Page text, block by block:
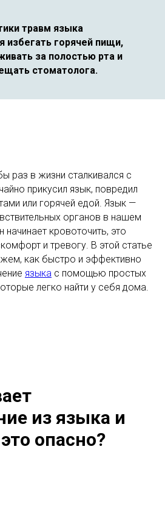
травм языка
избегать горячей пищи,
за полостью рта и
стоматолога.
раз в жизни сталкивался с
прикусил язык, повредил
или горячей едой. Язык —
органов в нашем
начинает кровоточить, это
и тревогу. В этой статье
как быстро и эффективно
языка с помощью простых
легко найти у себя дома.
из языка и
опасно?